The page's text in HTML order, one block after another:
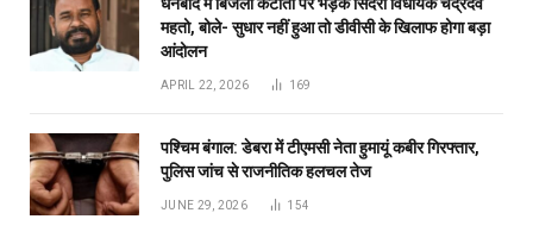
महतो, बोले- सुधार नहीं हुआ तो डीवीसी के खिलाफ होगा बड़ा
आंदोलन
APRIL 22, 2026 169
पश्चिम बंगाल: डेबरा में टीएमसी नेता हुमायूं कबीर गिरफ्तार,
पुलिस जांच से राजनीतिक हलचल तेज
JUNE 29, 2026 154